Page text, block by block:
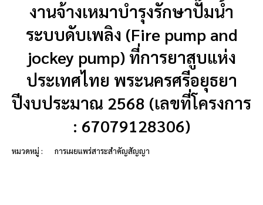
งานจ้างเหมาบำรุงรักษาปั๊มน้ำ
ระบบดับเพลิง (Fire pump and
jockey pump) ที่การยาสูบแห่ง
ประเทศไทย พระนครศรีอยุธยา
ปีงบประมาณ 2568 (เลขที่โครงการ
: 67079128306)
หมวดหมู่ : การเผยแพร่สาระสำคัญสัญญา